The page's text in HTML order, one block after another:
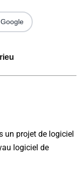
un projet de logiciel
logiciel de